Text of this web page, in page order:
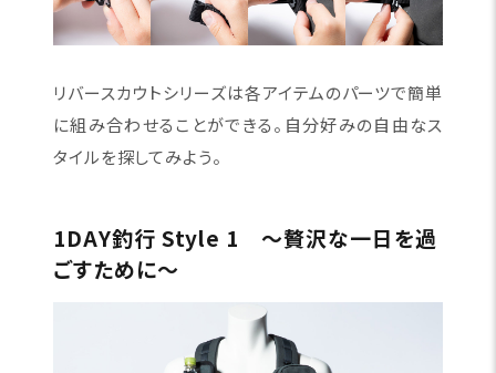
リバースカウトシリーズは各アイテムのパーツで簡単
に組み合わせることができる。自分好みの自由なス
タイルを探してみよう。
1DAY釣行 Style 1 〜贅沢な一日を過
ごすために〜